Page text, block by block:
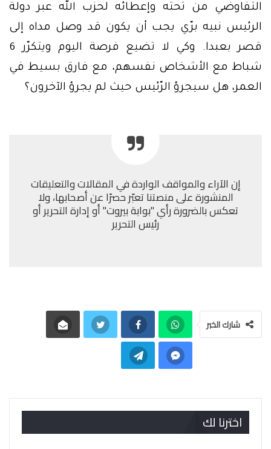
التفاوضي من تحته وإعطائه لحزب الله عبر دولة
الرئيس نبيه برّي يجب أن يكون قد وصل مداه إلى
قصر بعبدا. وكي لا تضيع فرصة اليوم ويتكرّر 6
شباط مع الأشخاص نفسهم، مع فارق بسيط في
العمر، هل سيجرؤ الرّئيس حيث لم يجرؤ الآخرون؟
إن الآراء والمواقف الواردة في المقالات والتعليقات
المنشورة على منصتنا تعبّر حصرًا عن أصحابها، ولا
تعكس بالضرورة رأي "بوابة بيروت" أو إدارة التحرير أو
رئيس التحرير
شارك الخبر
اخترنا لك